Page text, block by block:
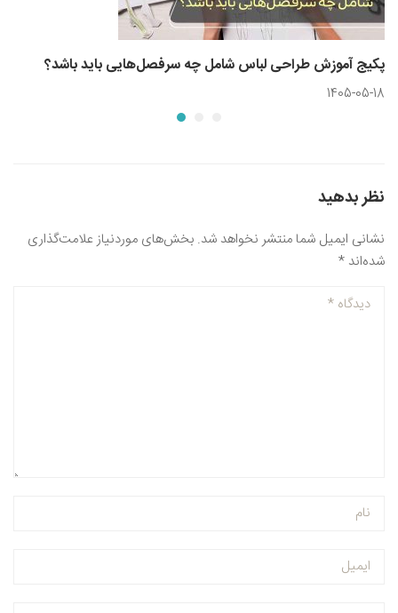
پکیج آموزش طراحی لباس شامل چه سرفصل‌هایی باید باشد؟
1405-05-18
نظر بدهید
نشانی ایمیل شما منتشر نخواهد شد. بخش‌های موردنیاز علامت‌گذاری
شده‌اند *